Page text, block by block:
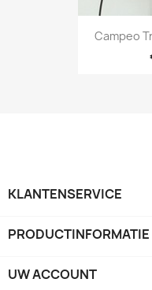
Campeo
KLANTENSERVICE
PRODUCTINFORMATIE
UW ACCOUNT